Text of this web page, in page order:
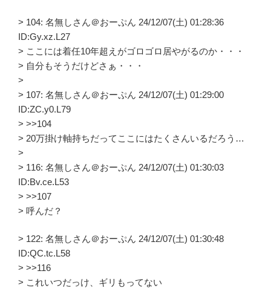
> 104: 名無しさん＠おーぷん 24/12/07(土) 01:28:36
ID:Gy.xz.L27
> ここには着任10年超えがゴロゴロ居やがるのか・・・
> 自分もそうだけどさぁ・・・
>
> 107: 名無しさん＠おーぷん 24/12/07(土) 01:29:00
ID:ZC.y0.L79
> >>104
> 20万掛け軸持ちだってここにはたくさんいるだろう…
>
> 116: 名無しさん＠おーぷん 24/12/07(土) 01:30:03
ID:Bv.ce.L53
> >>107
> 呼んだ？
> 122: 名無しさん＠おーぷん 24/12/07(土) 01:30:48
ID:QC.tc.L58
> >>116
> これいつだっけ、ギリもってない